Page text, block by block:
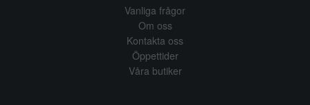
Vanliga frågor
Om oss
Kontakta oss
Öppettider
Våra butiker